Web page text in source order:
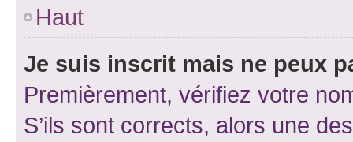
Haut
Je suis inscrit mais ne peux
Premièrement, vérifiez votre
S’ils sont corrects, alors une